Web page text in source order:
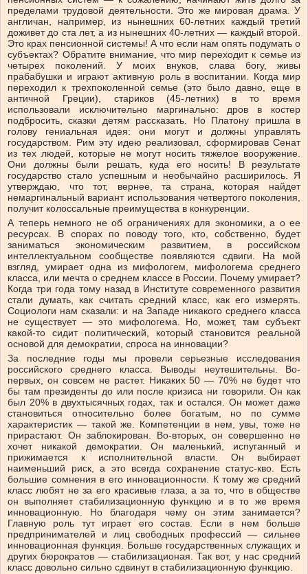
пределами трудовой деятельности. Это же мировая драма. У
англичан, например, из нынешних 60-летних каждый третий
доживет до ста лет, а из нынешних 40-летних — каждый второй.
Это крах пенсионной системы! А что если нам опять подумать о
субъектах? Обратите внимание, что мир переходит к семье из
четырех поколений. У моих внуков, слава богу, живы
прабабушки и играют активную роль в воспитании. Когда мир
переходил к трехпоколенной семье (это было давно, еще в
античной Греции), стариков (45-летних) в то время
использовали исключительно маргинально: дров в костер
подбросить, сказки детям рассказать. Но Платону пришла в
голову гениальная идея: они могут и должны управлять
государством. Рим эту идею реализовал, сформировав Сенат
из тех людей, которые не могут носить тяжелое вооружение.
Они должны были решать, куда его носить! В результате
государство стало успешным и необычайно расширилось. Я
утверждаю, что тот, вернее, та страна, которая найдет
немаргинальный вариант использования четвертого поколения,
получит колоссальные преимущества в конкуренции.
А теперь немного не об ограничениях для экономики, а о ее
ресурсах. В спорах по поводу того, кто, собственно, будет
заниматься экономическим развитием, в российском
интеллектуальном сообществе появляются сдвиги. На мой
взгляд, умирает одна из мифологем, мифологема среднего
класса, или мечта о среднем классе в России. Почему умирает?
Когда три года тому назад в Институте современного развития
стали думать, как считать средний класс, как его измерять.
Социологи нам сказали: и на Западе никакого среднего класса
не существует — это мифологема. Но, может, там субъект
какой-то сидит политический, который становится реальной
основой для демократии, спроса на инновации?
За последние годы мы провели серьезные исследования
российского среднего класса. Выводы неутешительны. Во-
первых, он совсем не растет. Никаких 50 — 70% не будет что
бы там президенты до или после кризиса ни говорили. Он как
был 20% в двухтысячных годах, так и остался. Он может даже
становиться относительно более богатым, но по сумме
характеристик — такой же. Компетенции в нем, увы, тоже не
прирастают. Он заблокирован. Во-вторых, он совершенно не
хочет никакой демократии. Он маленький, испуганный и
прижимается к исполнительной власти. Он выбирает
наименьший риск, а это всегда сохранение статус-кво. Есть
большие сомнения в его инновационности. К тому же средний
класс любят не за его красивые глаза, а за то, что в обществе
он выполняет стабилизационную функцию и в то же время
инновационную. Но благодаря чему он этим занимается?
Главную роль тут играет его состав. Если в нем больше
предпринимателей и лиц свободных профессий — сильнее
инновационная функция. Больше государственных служащих и
других бюрократов — стабилизационая. Так вот, у нас средний
класс довольно сильно сдвинут в стабилизационную функцию.